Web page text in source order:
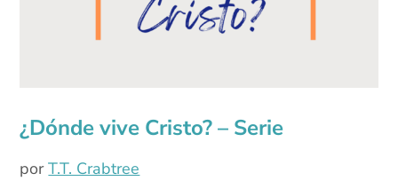
¿Dónde vive Cristo? – Serie
porT.T. Crabtree